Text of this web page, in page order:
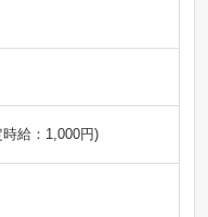
給：1,000円)